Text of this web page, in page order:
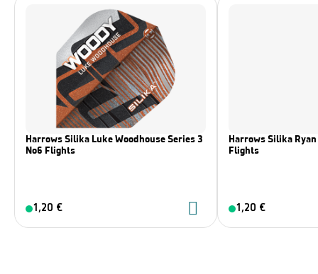
Harrows Silika Luke Woodhouse Series 3
No6 Flights
1,20 €
Harrows Silika
Flights
1,20 €